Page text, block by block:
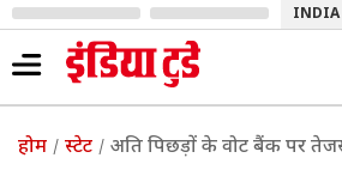
INDIA
होम स्टेट अति पिछड़ों के वोट बैंक पर